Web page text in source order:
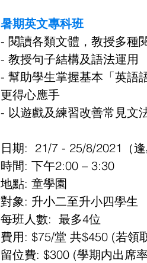
暑期英文專科班
- 閱讀各類文體，教授多種
- 教授句子結構及語法運用
- 幫助學生掌握基本「英語
更得心應手
- 以遊戲及練習改善常見文
日期:  21/7 - 25/8/2021（逢
時間: 下午2:00 – 3:30
地點: 童學園
對象: 升小二至升小四學生
每班人數:  最多4位
費用: $75/堂 共$450 (若領
留位費: $300 (學期内出席